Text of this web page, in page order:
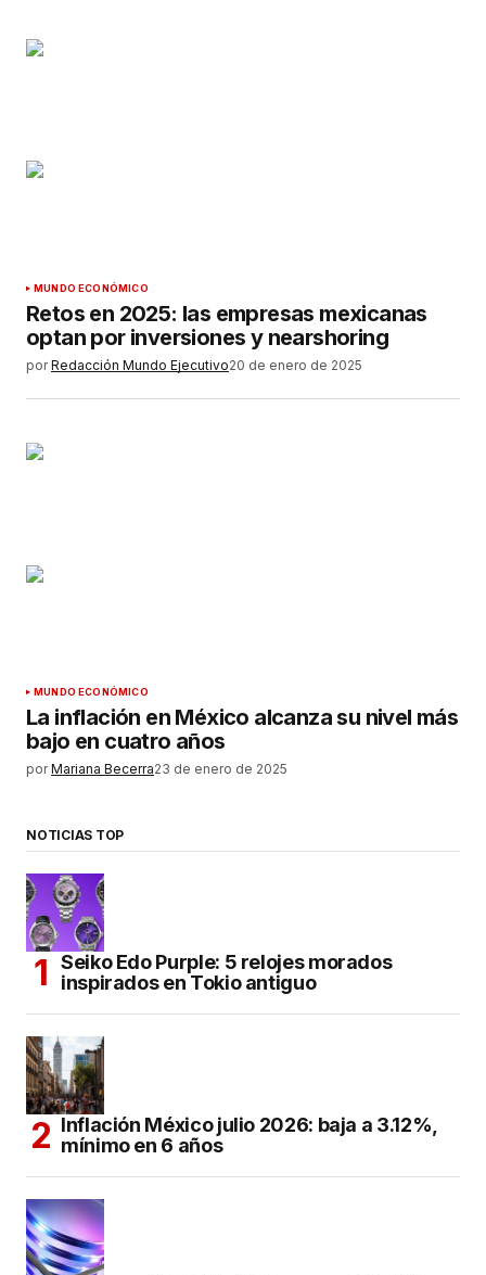
MUNDO ECONÓMICO
Retos en 2025: las empresas mexicanas
optan por inversiones y nearshoring
por Redacción Mundo Ejecutivo20 de enero de 2025
MUNDO ECONÓMICO
La inflación en México alcanza su nivel más
bajo en cuatro años
por Mariana Becerra23 de enero de 2025
NOTICIAS TOP
Seiko Edo Purple: 5 relojes morados
inspirados en Tokio antiguo
Inflación México julio 2026: baja a 3.12%,
mínimo en 6 años